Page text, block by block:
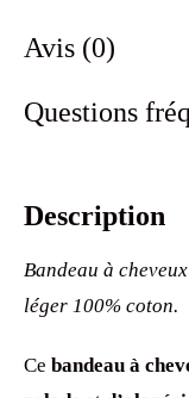
Avis (0)
Questions
Description
Bandeau à
léger 100% coton.
Ce bandeau à